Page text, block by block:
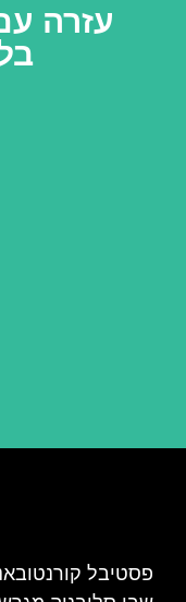
עזרה